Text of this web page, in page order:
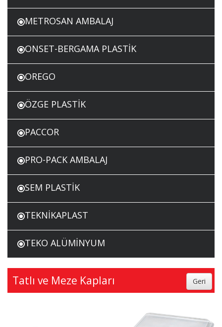
METROSAN AMBALAJ
ONSET-BERGAMA PLASTİK
OREGO
ÖZGE PLASTİK
PACCOR
PRO-PACK AMBALAJ
SEM PLASTİK
TEKNİKAPLAST
TEKO ALÜMİNYUM
Tatlı ve Meze Kapları